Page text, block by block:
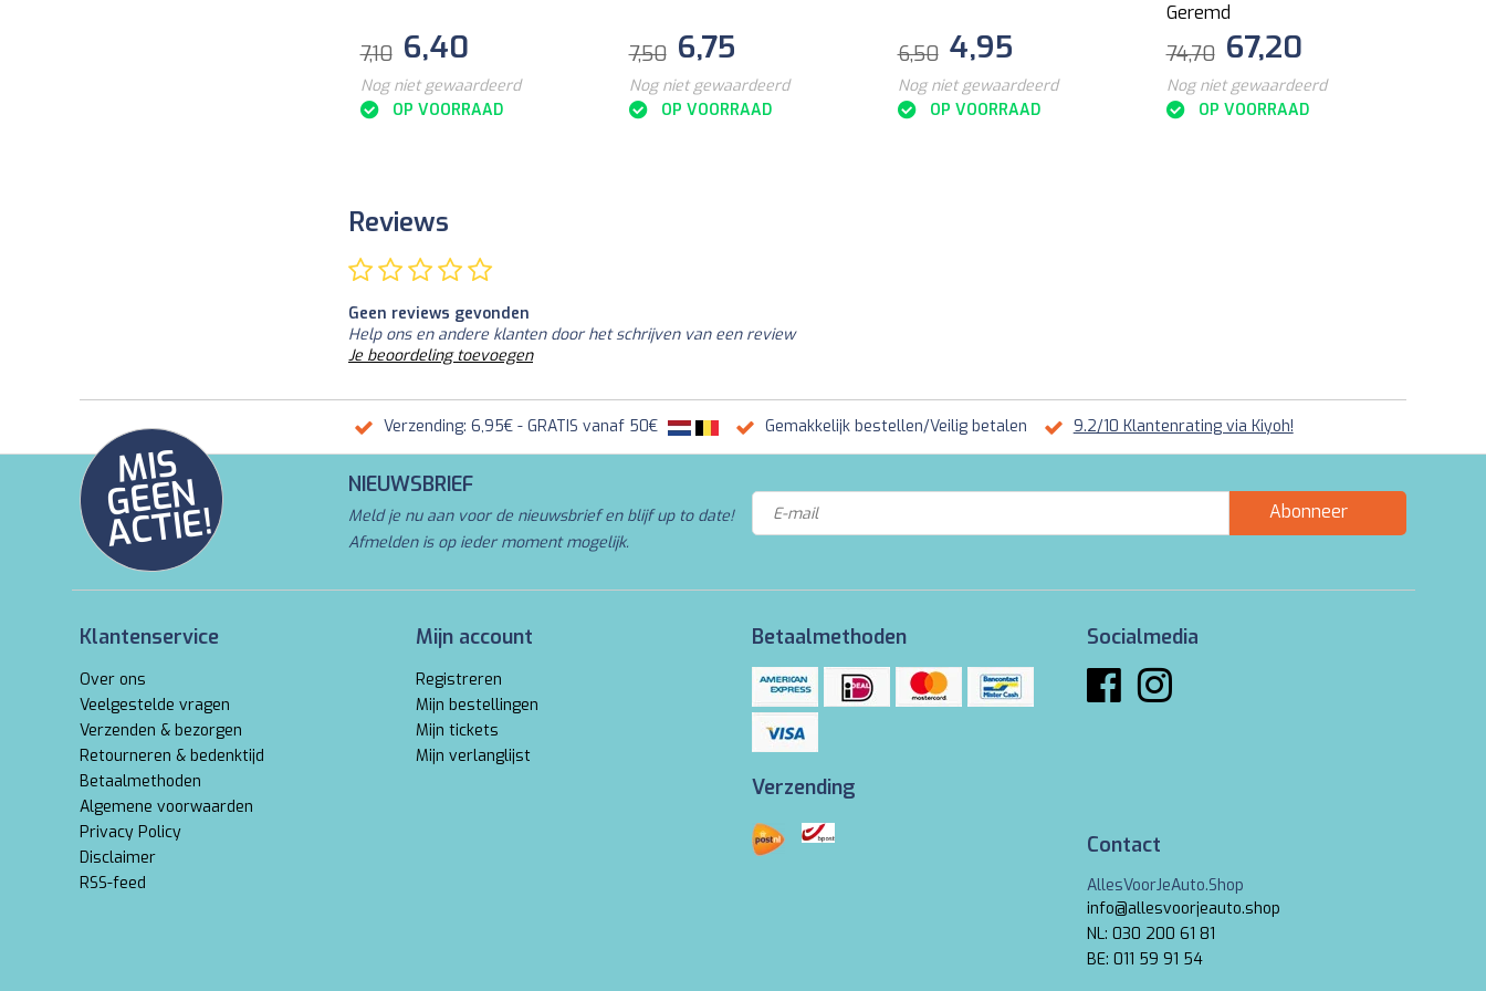
7,10 6,40
Nog niet gewaardeerd
OP VOORRAAD
7,50 6,75
Nog niet gewaardeerd
OP VOORRAAD
6,50 4,95
Nog niet gewaardeerd
OP VOORRAAD
Geremd
74,70 67,20
Nog niet gewaardeerd
OP VOORRAAD
Reviews
Geen reviews gevonden
Help ons en andere klanten door het schrijven van een review
Je beoordeling toevoegen
Verzending: 6,95€ - GRATIS vanaf 50€ Gemakkelijk bestellen/Veilig betalen 9.2/10 Klantenrating via Kiyoh!
MI
S
G
E
E
N
A
C
TI
E!
NIEUWSBRIEF
Meld je nu aan voor de nieuwsbrief en blijf up to date!
Afmelden is op ieder moment mogelijk.
Abonneer
Klantenservice
Over ons
Veelgestelde vragen
Verzenden & bezorgen
Retourneren & bedenktijd
Betaalmethoden
Algemene voorwaarden
Privacy Policy
Disclaimer
RSS-feed
Mijn account
Registreren
Mijn bestellingen
Mijn tickets
Mijn verlanglijst
Betaalmethoden
Verzending
Socialmedia
Contact
AllesVoorJeAuto.Shop
info@allesvoorjeauto.shop
NL: 030 200 61 81
BE: 011 59 91 54